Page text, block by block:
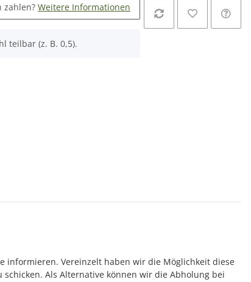
zahlen? Weitere Informationen
teilbar (z. B. 0,5).
informieren. Vereinzelt haben wir die Möglichkeit diese
Als Alternative können wir die Abholung bei